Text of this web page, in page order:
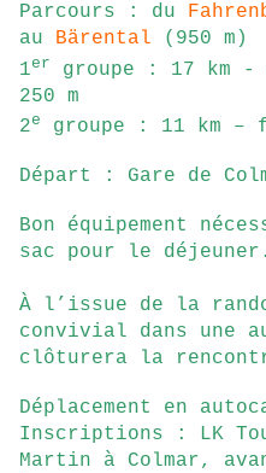
Parcours : du
au Bärental
1er
groupe : 17 km -
250 m
2e groupe : 11 km –
Départ : Gare de
Bon équipement
sac pour le déjeuner.
À l’issue de la
convivial dans une
clôturera la
Déplacement en
Inscriptions : LK
Martin à Colmar,